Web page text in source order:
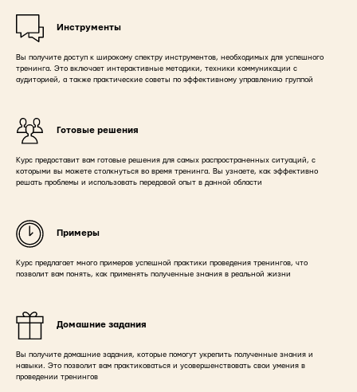
Инструменты
Вы получите доступ к широкому спектру инструментов, необходимых для успешного
тренинга. Это включает интерактивные методики, техники коммуникации с
аудиторией, а также практические советы по эффективному управлению группой
Готовые решения
Курс предоставит вам готовые решения для самых распространенных ситуаций, с
которыми вы можете столкнуться во время тренинга. Вы узнаете, как эффективно
решать проблемы и использовать передовой опыт в данной области
Примеры
Курс предлагает много примеров успешной практики проведения тренингов, что
позволит вам понять, как применять полученные знания в реальной жизни
Домашние задания
Вы получите домашние задания, которые помогут укрепить полученные знания и
навыки. Это позволит вам практиковаться и усовершенствовать свои умения в
проведении тренингов